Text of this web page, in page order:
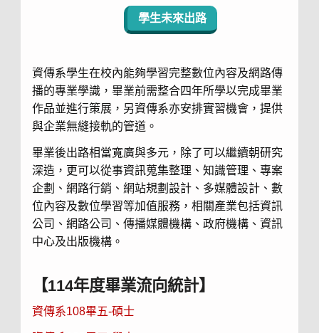
學生未來出路
資傳系學生在校內能夠學習完整數位內容及網路傳
播的專業學識，畢業前需整合四年所學以完成畢業
作品並進行策展，另資傳系亦安排實習機會，提供
與企業無縫接軌的管道。
畢業後出路相當寬廣與多元，除了可以繼續朝研究
深造，更可以從事資訊蒐集整理、知識管理、專案
企劃、網路行銷、網站規劃設計、多媒體設計、數
位內容及數位學習等加值服務，相關產業包括資訊
公司、網路公司、傳播媒體機構、政府機構、資訊
中心及出版機構。
【114年度畢業流向統計】
資傳系108畢五-碩士